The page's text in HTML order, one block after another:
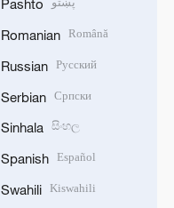
Pashto
Romanian Română
Russian Русский
Serbian Српски
Sinhala සිංහල
Spanish Español
Swahili Kiswahili